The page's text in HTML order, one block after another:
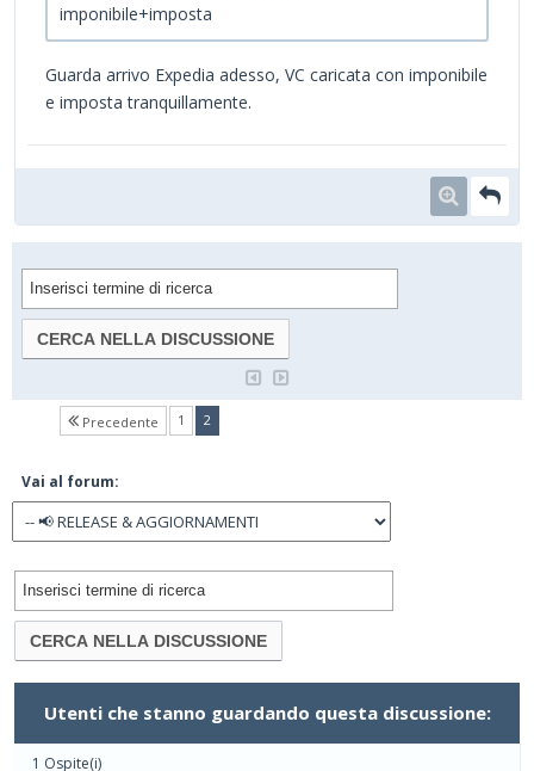
imponibile+imposta
Guarda arrivo Expedia adesso, VC caricata con imponibile
e imposta tranquillamente.
Precedente 1 2(current)
Vai al forum:
Utenti che stanno guardando questa discussione:
1 Ospite(i)